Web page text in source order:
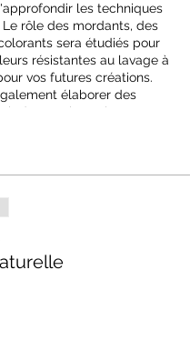
les techniques
rôle des mordants, des
sera étudiés pour
résistantes au lavage à
vos futures créations.
élaborer des
de certaines plantes
cuisine.
pro possible:
artisans ou libéraux,
et auteurs. Merci de
minimum 2 mois à l'avance